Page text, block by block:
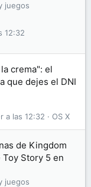
juegos
12:32
crema": el
que dejes el DNI
OS X
a las 12:32
de Kingdom
Story 5 en
juegos